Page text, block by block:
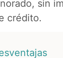
sin
crédito.